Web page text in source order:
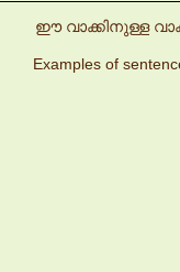
ഈ വാക്കിനുള്ള
Examples of